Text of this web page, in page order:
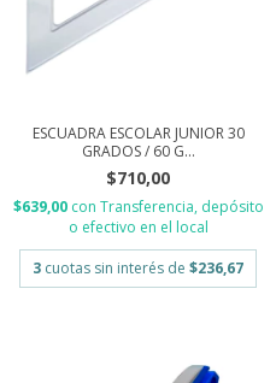
ESCUADRA ESCOLAR JUNIOR 30
GRADOS / 60 G...
$710,00
$639,00 con Transferencia, depósito
o efectivo en el local
3 cuotas sin interés de $236,67